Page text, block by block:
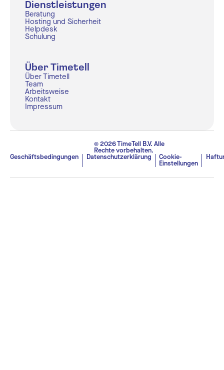
Dienstleistungen
Beratung
Hosting und Sicherheit
Helpdesk
Schulung
Über Timetell
Über Timetell
Team
Arbeitsweise
Kontakt
Impressum
© 2026 TimeTell B.V. Alle
Rechte vorbehalten.
Geschäftsbedingungen
Datenschutzerklärung
Cookie-
Einstellungen